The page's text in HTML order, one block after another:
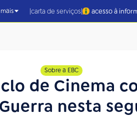
mais |carta de serviços| acesso à
Sobre a EBC
de Cinema
nesta